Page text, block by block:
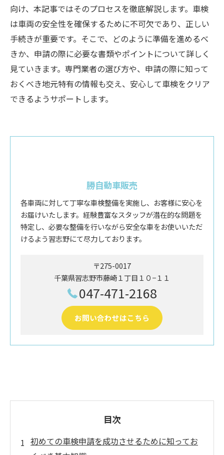
向け、本記事ではそのプロセスを徹底解説します。車検
は車両の安全性を確保するために不可欠であり、正しい
手続きが重要です。そこで、どのように準備を進めるべ
きか、申請の際に必要な書類やポイントについて詳しく
見ていきます。専門業者の選び方や、申請の際に知って
おくべき地元特有の情報も交え、安心して車検をクリア
できるようサポートします。
勝自動車販売
各車両に対して丁寧な車検整備を実施し、お客様に安心を
お届けいたします。経験豊富なスタッフが潜在的な問題を
特定し、必要な整備を行いながら安全な車をお使いいただ
けるよう習志野にて尽力しております。
〒275-0017
千葉県習志野市藤崎１丁目１０−１１
047-471-2168
お問い合わせはこちら
目次
初めての車検申請を成功させるために知ってお